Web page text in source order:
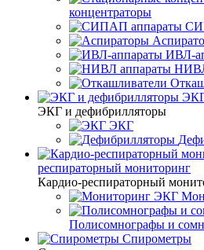
концентраторы
ИВЛ-
ЭКГ и дефибрилляторы
ЭКГ
респираторный мониторинг
Кардио-респираторный
Полисомнографы и
Спирометры